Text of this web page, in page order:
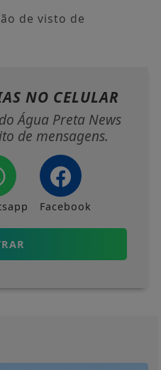
de visto de
NO CELULAR
Água Preta News
de mensagens.
Facebook